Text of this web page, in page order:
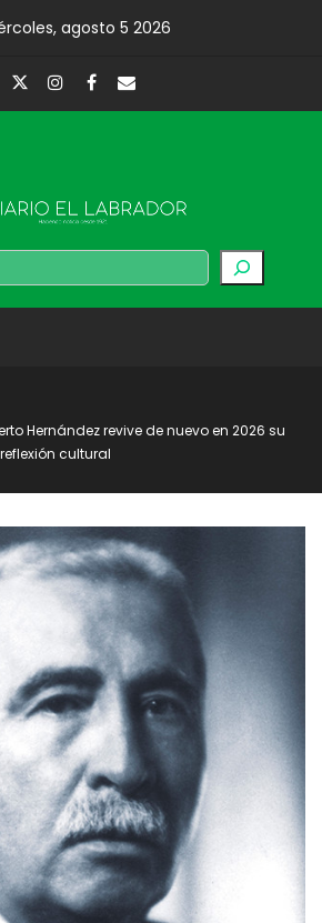
agosto 5 2026
Buscar
Hernández revive de nuevo en 2026 su
cultural